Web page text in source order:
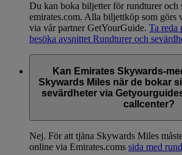
Du kan boka biljetter för rundturer och
emirates.com. Alla biljettköp som görs
via vår partner GetYourGuide. Ta reda
besöka avsnittet Rundturer och
Kan Emirates Skywards-
Skywards Miles när de bokar
sevärdheter via
callcenter?
Nej. För att tjäna Skywards Miles
online via Emirates.coms sida med